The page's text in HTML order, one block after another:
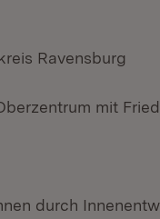
Ravensburg
mit
durch